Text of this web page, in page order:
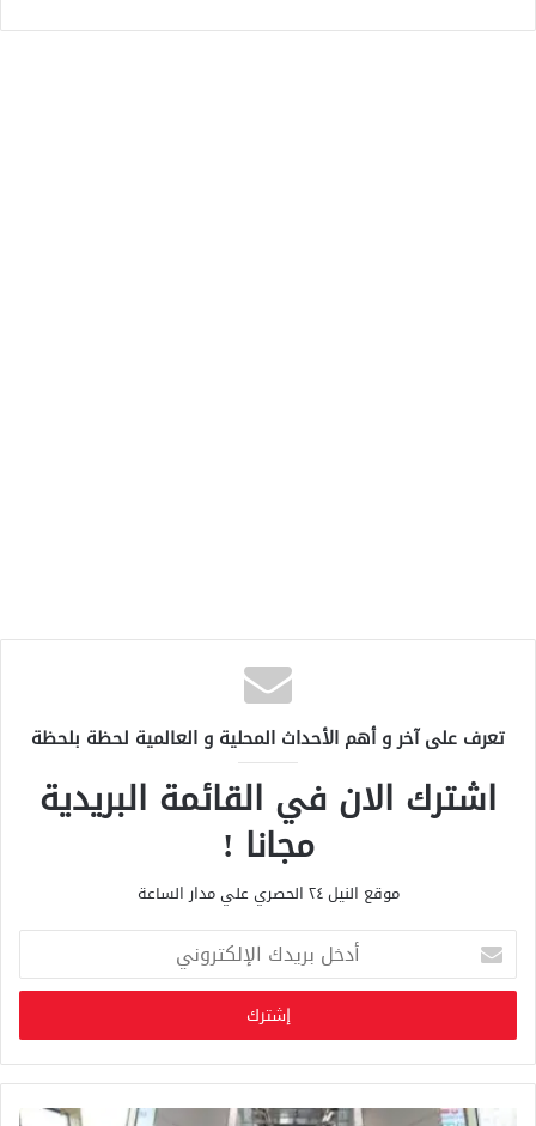
تعرف على آخر و أهم الأحداث المحلية و العالمية لحظة بلحظة
اشترك الان في القائمة البريدية
مجانا !
موقع النيل ٢٤ الحصري علي مدار الساعة
خ
ب
ر
ي